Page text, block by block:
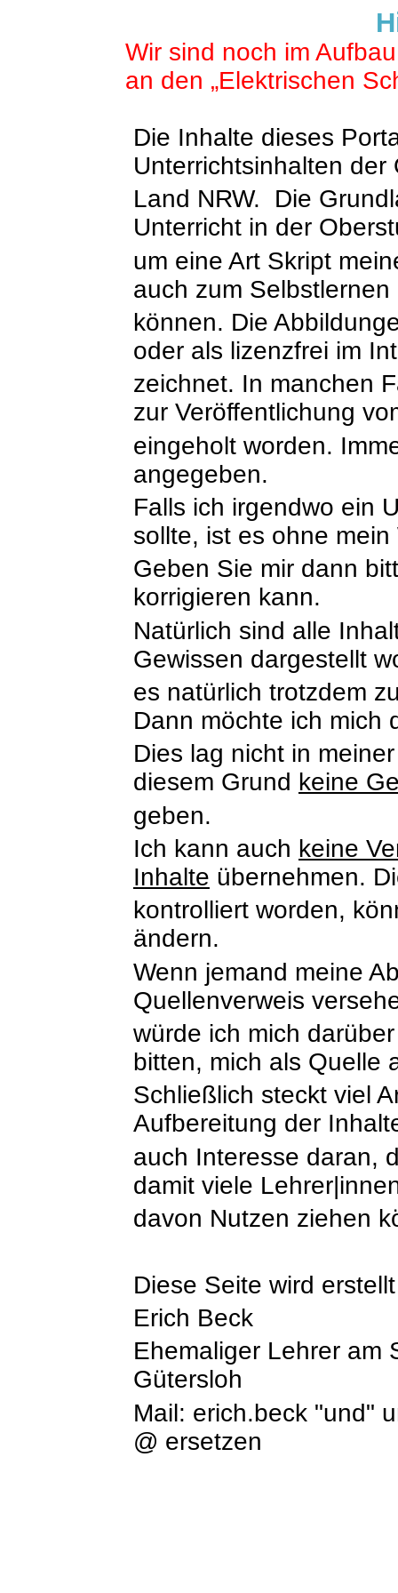
Wir sind noch im
an den „Elektrischen
Die Inhalte dieses
Unterrichtsinhalten der
Land NRW. Die
Unterricht in der
um eine Art Skript
auch zum
können. Die
oder als lizenzfrei im
zeichnet. In manchen
zur Veröffentlichung
eingeholt worden.
angegeben.
Falls ich irgendwo ein
sollte, ist es ohne
Geben Sie mir dann
korrigieren kann.
Natürlich sind alle
Gewissen dargestellt
es natürlich trotzdem
Dann möchte ich mich
Dies lag nicht in
diesem Grund keine
geben.
Ich kann auch keine
Inhalte übernehmen.
kontrolliert worden,
ändern.
Wenn jemand meine
Quellenverweis
würde ich mich
bitten, mich als Quelle
Schließlich stecktviel
Aufbereitung der
auch Interesse daran,
damit viele
davon Nutzen ziehen
Diese Seite wird
Erich Beck
Ehemaliger Lehrer am
Gütersloh
Mail: erich.beck"und"
@ ersetzen